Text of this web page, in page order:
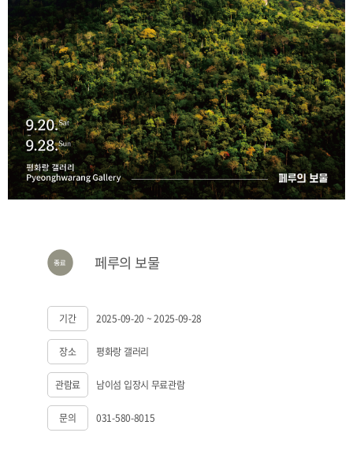
페루의 보물
기간 2025-09-20 ~ 2025-09-28
장소 평화랑 갤러리
관람료 남이섬 입장시 무료관람
문의 031-580-8015